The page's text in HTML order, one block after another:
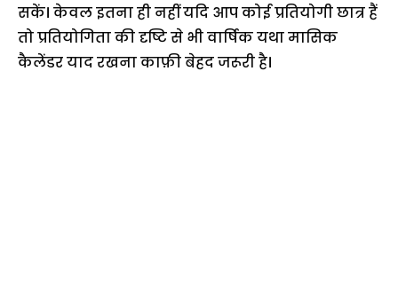
सकें। केवल इतना ही नहीं यदि आप कोई प्रतियोगी छात्र हैं
तो प्रतियोगिता की दृष्टि से भी वार्षिक यथा मासिक
कैलेंडर याद रखना काफ़ी बेहद जरूरी है।